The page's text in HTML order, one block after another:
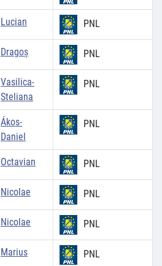
Lucian PNL
Dragoş PNL
Vasilica-
Steliana
PNL
Ákos-
Daniel
PNL
Octavian PNL
Nicolae PNL
Nicolae PNL
Marius PNL